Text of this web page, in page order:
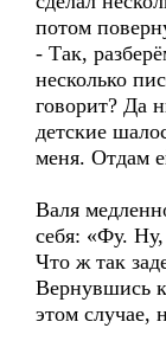
потом
- Так,
несколько
говорит? Да
детские
меня. Отдам
Валя
себя: «Фу.
Что ж так
Вернувшись
этом случае,